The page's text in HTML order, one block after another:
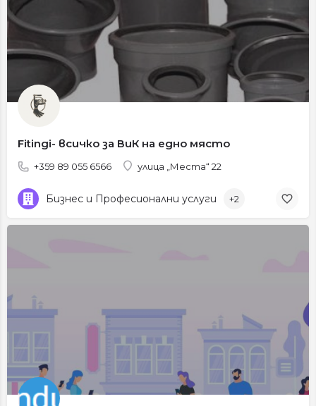
Fitingi- всичко за ВиК на едно място
+359 89 055 6566 улица „Места“ 22
Бизнес и Професионални услуги +2